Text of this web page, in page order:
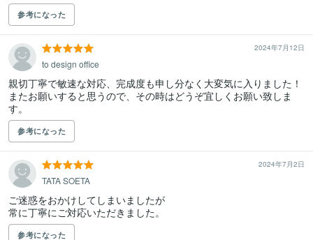
参考になった
2024年7月12日
to design office
親切丁寧で敏速な対応、完成度も申し分なく大変気に入りました！
またお願いすると思うので、その時はどうぞ宜しくお願い致しま
す。
参考になった
2024年7月2日
TATA SOETA
ご迷惑をおかけしてしまいましたが
常に丁寧にご対応いただきました。
参考になった